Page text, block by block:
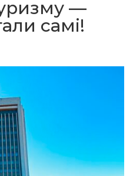
—
самі!